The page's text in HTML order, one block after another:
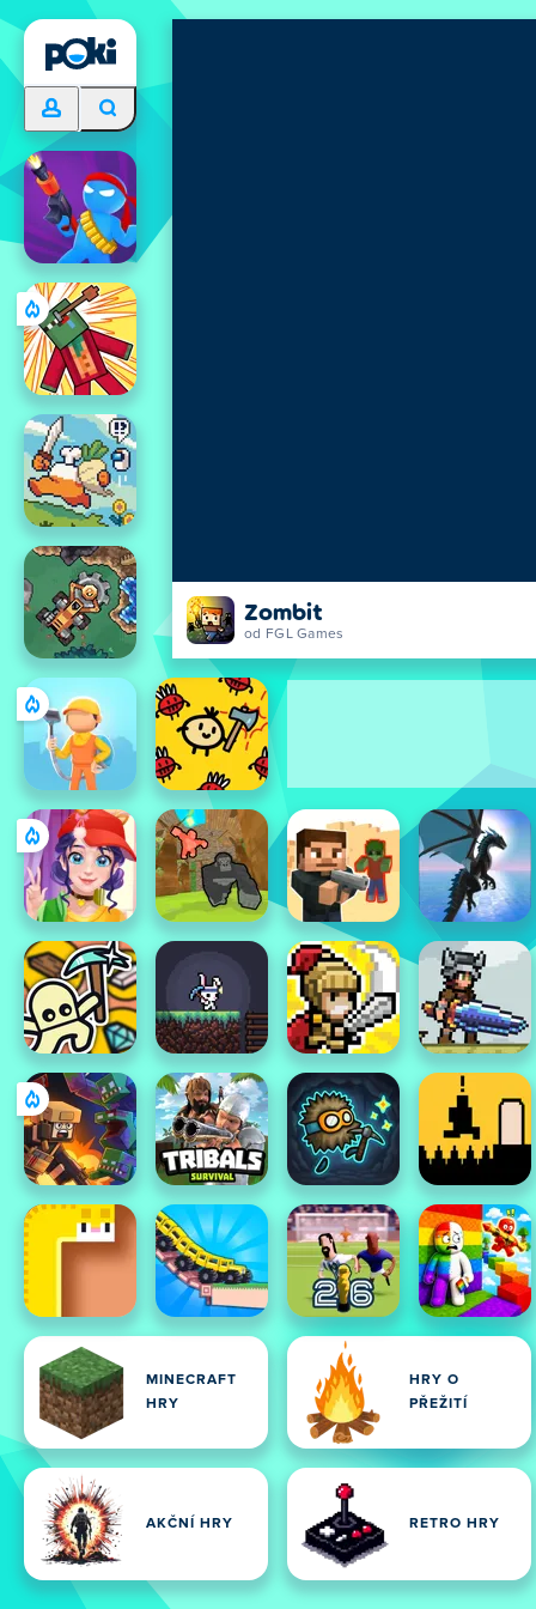
Zombit
od FGL Games
MINECRAFT
HRY
HRY O
PŘEŽITÍ
AKČNÍ HRY RETRO HRY